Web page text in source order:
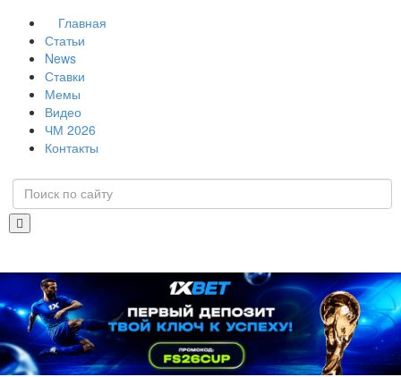
Главная
Статьи
News
Ставки
Мемы
Видео
ЧМ 2026
Контакты